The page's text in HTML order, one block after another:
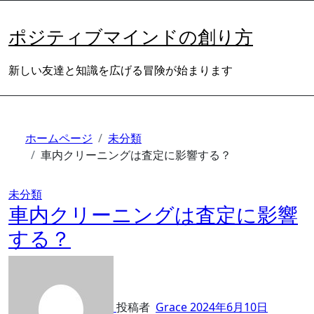
を
キ
ッ
ポジティブマインドの創り方
新しい友達と知識を広げる冒険が始まります
ホームページ
未分類
車内クリーニングは査定に影響する？
未分類
車内クリーニングは査定に影響
する？
投稿者 Grace2024年6月10日